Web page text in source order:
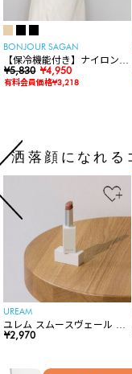
BONJOUR SAGAN
【保冷機能付き】ナイロンシ
ョルダーバッグ
¥5,830 ¥4,950
有料会員価格¥3,218
洒落顔になれる
UREAM
ユレム スムースヴェール リ
ップスティック
¥2,970